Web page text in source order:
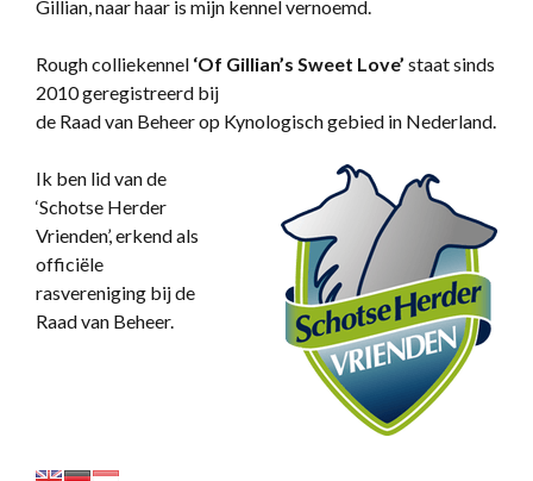
Gillian, naar haar is mijn kennel vernoemd.
Rough colliekennel ‘Of Gillian’s Sweet Love’ staat sinds
2010 geregistreerd bij
de Raad van Beheer op Kynologisch gebied in Nederland.
Ik ben lid van de
‘Schotse Herder
Vrienden’, erkend als
officiële
rasvereniging bij de
Raad van Beheer.